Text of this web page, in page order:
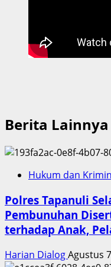
Berita Lainnya
Hukum dan
Polres Tapanuli
Pembunuhan
terhadap Anak,
Harian DialogAgustus